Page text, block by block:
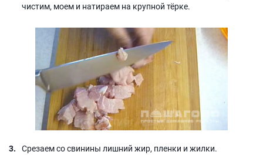
чистим, моем и натираем на крупной тёрке.
Срезаем со свинины лишний жир, пленки и жилки.